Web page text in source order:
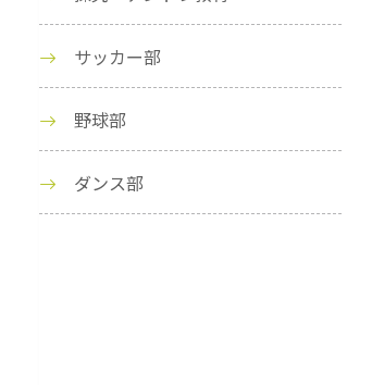
サッカー部
野球部
ダンス部